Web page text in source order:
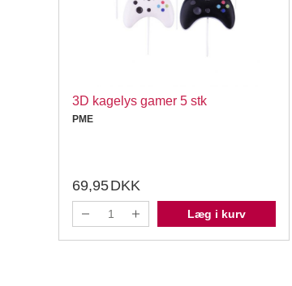
3D kagelys gamer 5 stk
PME
69,95DKK
Læg i kurv